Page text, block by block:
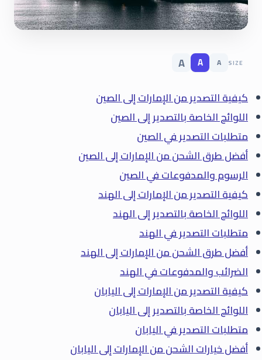
SIZE
A
A
A
كيفية التصدير من الإمارات إلى الصين
اللوائح الخاصة بالتصدير إلى الصين
متطلبات التصدير في الصين
أفضل طرق الشحن من الإمارات إلى الصين
الرسوم والمدفوعات في الصين
كيفية التصدير من الإمارات إلى الهند
اللوائح الخاصة بالتصدير إلى الهند
متطلبات التصدير في الهند
أفضل طرق الشحن من الإمارات إلى الهند
الضرائب والمدفوعات في الهند
كيفية التصدير من الإمارات إلى اليابان
اللوائح الخاصة بالتصدير إلى اليابان
متطلبات التصدير في اليابان
أفضل خيارات الشحن من الإمارات إلى اليابان